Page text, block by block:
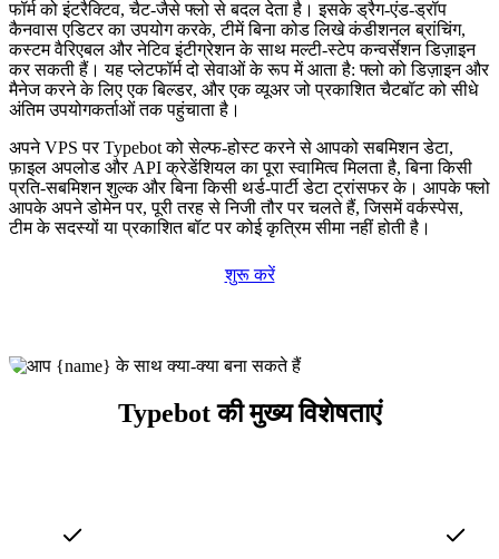
फॉर्म को इंटरैक्टिव, चैट-जैसे फ्लो से बदल देता है। इसके ड्रैग-एंड-ड्रॉप
कैनवास एडिटर का उपयोग करके, टीमें बिना कोड लिखे कंडीशनल ब्रांचिंग,
कस्टम वैरिएबल और नेटिव इंटीग्रेशन के साथ मल्टी-स्टेप कन्वर्सेशन डिज़ाइन
कर सकती हैं। यह प्लेटफॉर्म दो सेवाओं के रूप में आता है: फ्लो को डिज़ाइन और
मैनेज करने के लिए एक बिल्डर, और एक व्यूअर जो प्रकाशित चैटबॉट को सीधे
अंतिम उपयोगकर्ताओं तक पहुंचाता है।
अपने VPS पर Typebot को सेल्फ-होस्ट करने से आपको सबमिशन डेटा,
फ़ाइल अपलोड और API क्रेडेंशियल का पूरा स्वामित्व मिलता है, बिना किसी
प्रति-सबमिशन शुल्क और बिना किसी थर्ड-पार्टी डेटा ट्रांसफर के। आपके फ्लो
आपके अपने डोमेन पर, पूरी तरह से निजी तौर पर चलते हैं, जिसमें वर्कस्पेस,
टीम के सदस्यों या प्रकाशित बॉट पर कोई कृत्रिम सीमा नहीं होती है।
शुरू करें
Typebot की मुख्य विशेषताएं